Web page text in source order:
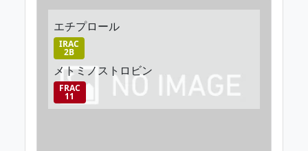
エチプロール
IRAC
2B
メトミノストロビン
FRAC
11